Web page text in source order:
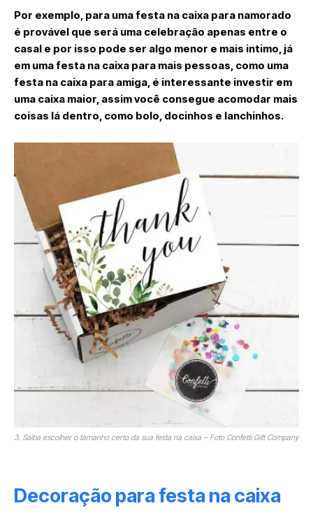
Por exemplo, para uma festa na caixa para namorado
é provável que será uma celebração apenas entre o
casal e por isso pode ser algo menor e mais intimo, já
em uma festa na caixa para mais pessoas, como uma
festa na caixa para amiga, é interessante investir em
uma caixa maior, assim você consegue acomodar mais
coisas lá dentro, como bolo, docinhos e lanchinhos.
3. Saiba escolher o tamanho certo da sua festa na caixa – Foto Confetti Gift Company
Decoração para festa na caixa